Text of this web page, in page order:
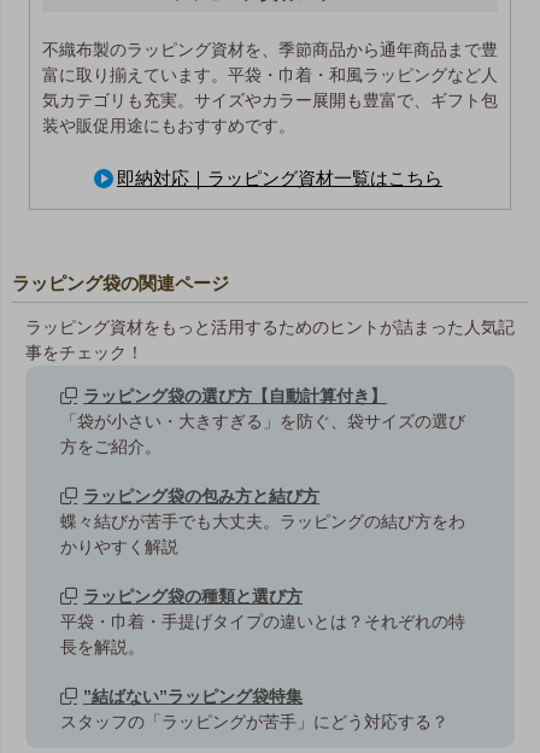
不織布製のラッピング資材を、季節商品から通年商品まで豊
富に取り揃えています。平袋・巾着・和風ラッピングなど人
気カテゴリも充実。サイズやカラー展開も豊富で、ギフト包
装や販促用途にもおすすめです。
即納対応｜ラッピング資材一覧はこちら
ラッピング袋の関連ページ
ラッピング資材をもっと活用するためのヒントが詰まった人気記
事をチェック！
ラッピング袋の選び方【自動計算付き】
「袋が小さい・大きすぎる」を防ぐ、袋サイズの選び
方をご紹介。
ラッピング袋の包み方と結び方
蝶々結びが苦手でも大丈夫。ラッピングの結び方をわ
かりやすく解説
ラッピング袋の種類と選び方
平袋・巾着・手提げタイプの違いとは？それぞれの特
長を解説。
”結ばない”ラッピング袋特集
スタッフの「ラッピングが苦手」にどう対応する？